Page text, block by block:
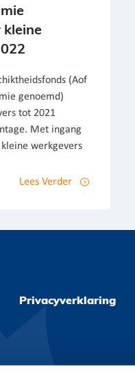
(Aof
genoemd)
tot 2021
Met ingang
werkgevers
Lees Verder
Privacyverklaring